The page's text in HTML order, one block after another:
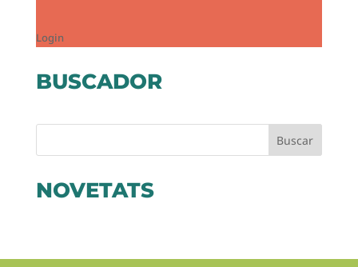
Login
BUSCADOR
Buscar
NOVETATS